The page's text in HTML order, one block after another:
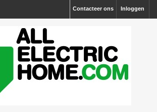
Inloggen
Contacteer ons